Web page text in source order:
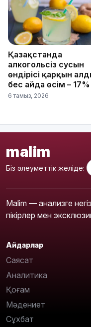
Қазақстанда
алкогольсіз сусын
өндірісі қарқын
бес айда өсім – 17%
6 тамыз, 2026
malim
Біз әлеуметтік желіде:
Malim — анализге
пікірлер мен
Айдарлар
Саясат
Аналитика
Қоғам
Мәдениет
Сұхбат